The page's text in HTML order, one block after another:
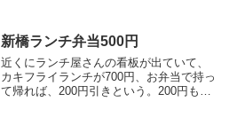
新橋ランチ弁当500円
近くにランチ屋さんの看板が出ていて、
カキフライランチが700円、お弁当で持っ
て帰れば、200円引きという。200円も安